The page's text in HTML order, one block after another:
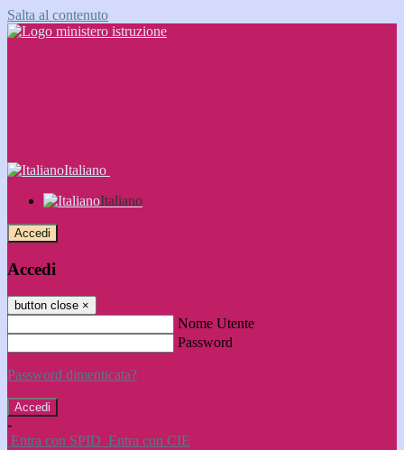
Salta al contenuto
Italiano
Italiano
Accedi
Accedi
button close ×
Nome Utente
Password
Password dimenticata?
-
Entra con SPID Entra con CIE